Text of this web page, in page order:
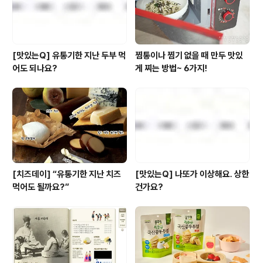
저와 함께 가보실까요? 서울..
[맛있는Q] 유통기한 지난 두부 먹
어도 되나요?
찜통이나 찜기 없을 때 만두 맛있
게 찌는 방법~ 6가지!
[치즈데이] “유통기한 지난 치즈
먹어도 될까요?”
[맛있는Q] 나또가 이상해요. 상한
건가요?